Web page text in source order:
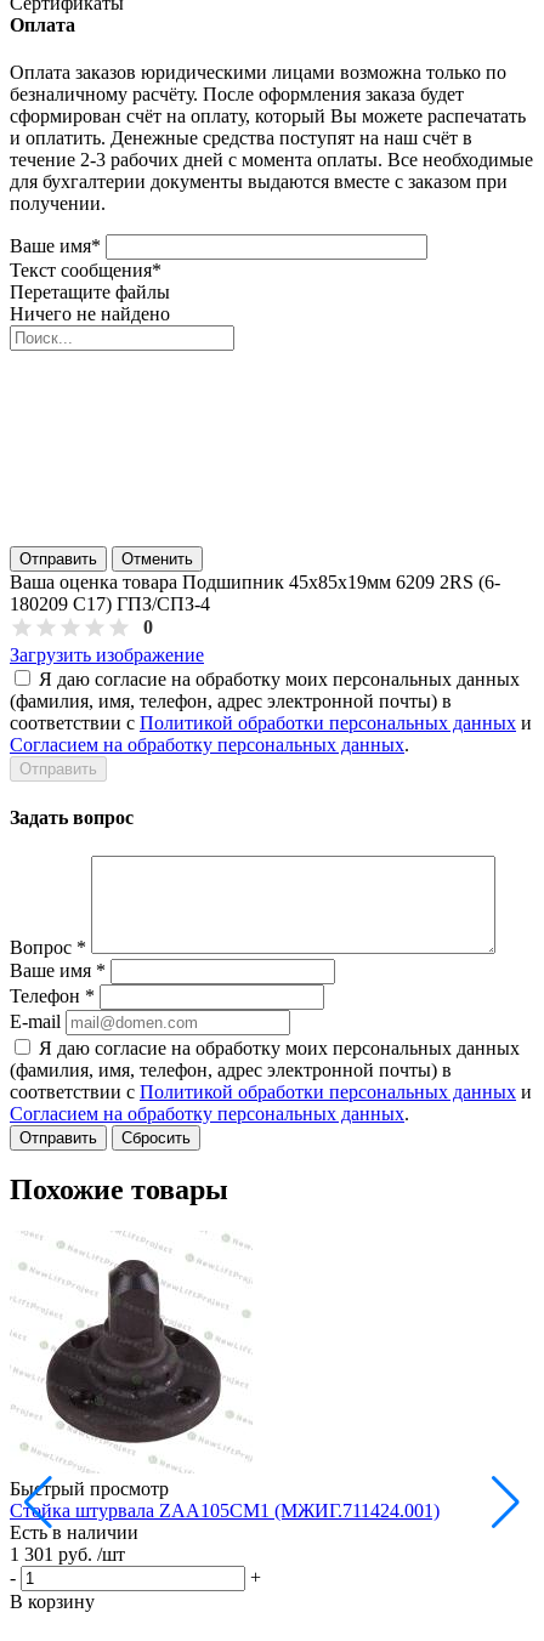
Оплата
Оплата заказов юридическими лицами возможна только по
безналичному расчёту. После оформления заказа будет
сформирован счёт на оплату, который Вы можете распечатать
и оплатить. Денежные средства поступят на наш счёт в
течение 2-3 рабочих дней с момента оплаты. Все необходимые
для бухгалтерии документы выдаются вместе с заказом при
получении.
Ваше имя*
Текст сообщения*
Перетащите файлы
Ничего не найдено
Отправить Отменить
Ваша оценка товара Подшипник 45х85х19мм 6209 2RS (6-
180209 С17) ГПЗ/СПЗ-4
0
Загрузить изображение
Я даю согласие на обработку моих персональных данных
(фамилия, имя, телефон, адрес электронной почты) в
соответствии с Политикой обработки персональных данных и
Согласием на обработку персональных данных.
Задать вопрос
Вопрос *
Ваше имя *
Телефон *
E-mail
Я даю согласие на обработку моих персональных данных
(фамилия, имя, телефон, адрес электронной почты) в
соответствии с Политикой обработки персональных данных и
Согласием на обработку персональных данных.
Сбросить
Похожие товары
Быстрый просмотр
Стойка штурвала ZAA105CM1 (МЖИГ.711424.001)
Есть в наличии
1 301 руб. /шт
-
+
В корзину